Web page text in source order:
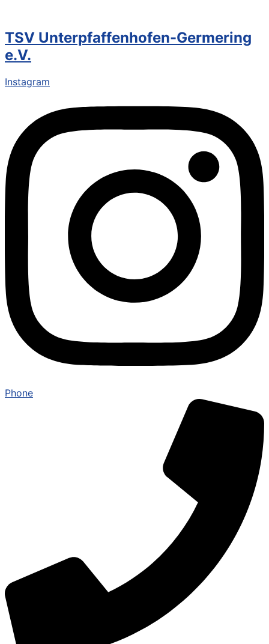
TSV Unterpfaffenhofen-Germering
e.V.
Instagram
Phone